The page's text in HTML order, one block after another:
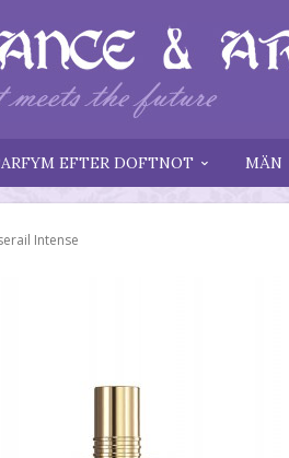
EFTER DOFTNOT MÄN
Intense